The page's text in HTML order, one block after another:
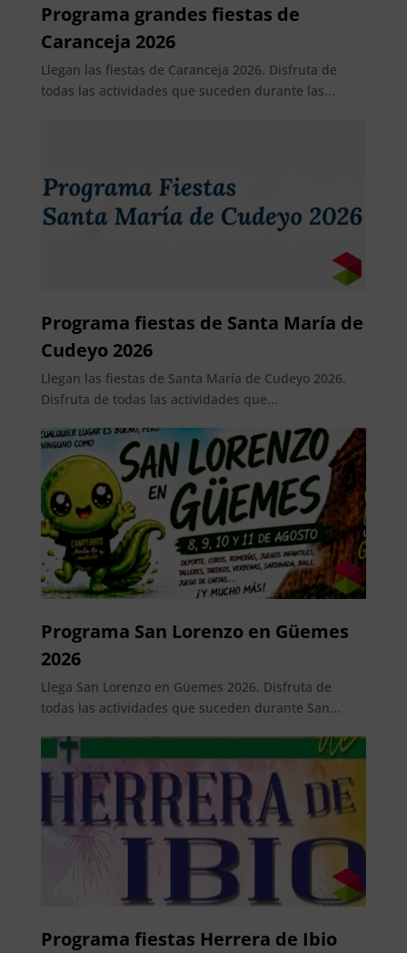
Programa grandes fiestas de
Caranceja 2026
Llegan las fiestas de Caranceja 2026. Disfruta de
todas las actividades que suceden durante las...
Programa fiestas de Santa María de
Cudeyo 2026
Llegan las fiestas de Santa María de Cudeyo 2026.
Disfruta de todas las actividades que...
Programa San Lorenzo en Güemes
2026
Llega San Lorenzo en Güemes 2026. Disfruta de
todas las actividades que suceden durante San...
Programa fiestas Herrera de Ibio